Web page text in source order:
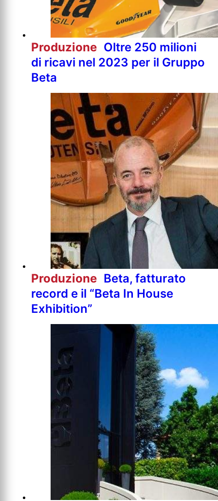
Produzione Oltre 250 milioni
di ricavi nel 2023 per il Gruppo
Beta
Produzione Beta, fatturato
record e il “Beta In House
Exhibition”